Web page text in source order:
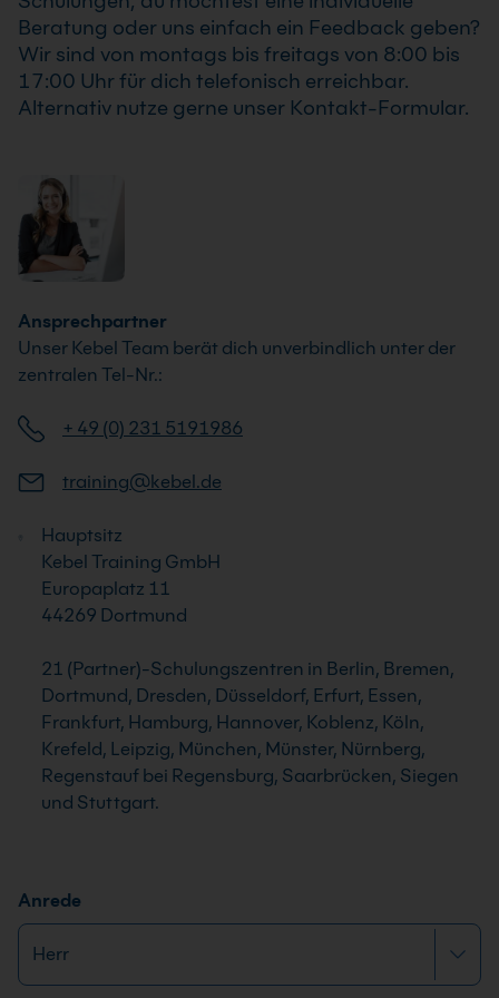
Beratung oder uns einfach ein Feedback geben?
Wir sind von montags bis freitags von 8:00 bis
17:00 Uhr für dich telefonisch erreichbar.
Alternativ nutze gerne unser Kontakt-Formular.
Ansprechpartner
Unser Kebel Team berät dich unverbindlich unter der
zentralen Tel-Nr.:
+ 49 (0) 231 5191986
training@kebel.de
Hauptsitz
Kebel Training GmbH
Europaplatz 11
44269 Dortmund
21 (Partner)-Schulungszentren in Berlin, Bremen,
Dortmund, Dresden, Düsseldorf, Erfurt, Essen,
Frankfurt, Hamburg, Hannover, Koblenz, Köln,
Krefeld, Leipzig, München, Münster, Nürnberg,
Regenstauf bei Regensburg, Saarbrücken, Siegen
und Stuttgart.
Anrede